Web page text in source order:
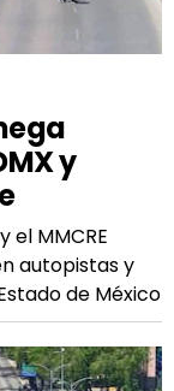
y
el MMCRE
autopistas y
de México